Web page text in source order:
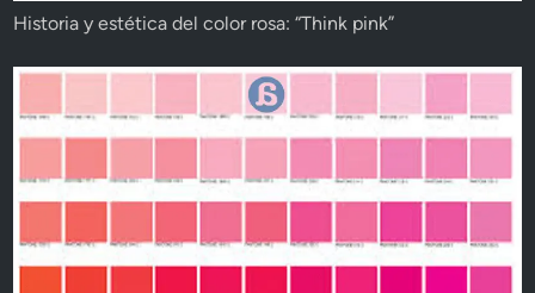
Historia y estética del color rosa: “Think pink”